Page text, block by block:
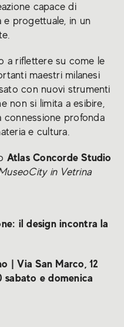
capace di
e progettuale, in un
a riflettere su come le
maestri milanesi
con nuovi strumenti
non si limita a esibire,
connessione profonda
e cultura.
Atlas Concorde Studio
in Vetrina
il design incontra la
| Via San Marco, 12
sabato e domenica